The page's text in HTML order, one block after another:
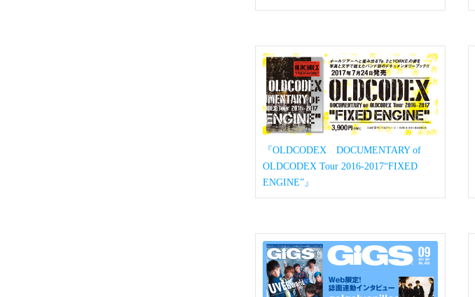
『OLDCODEX DOCUMENTARY of
OLDCODEX Tour 2016-2017“FIXED
ENGINE”』